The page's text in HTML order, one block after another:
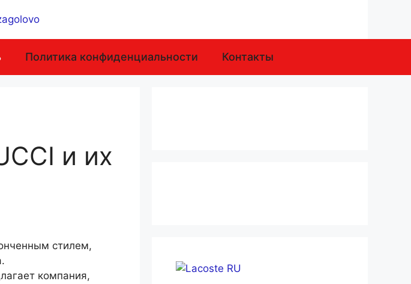
Политика конфиденциальности Контакты
и их
стилем,
компания,